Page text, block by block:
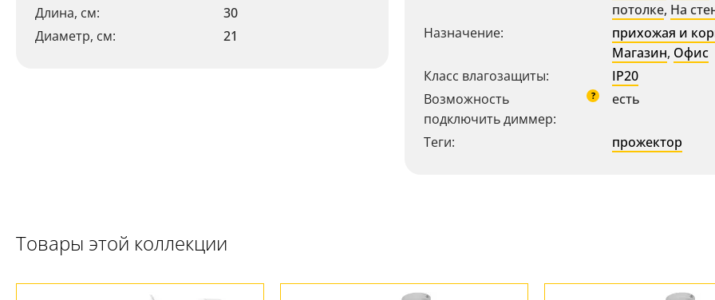
Длина, см:
30
Диаметр, см:
21
потолке, На
Назначение:
прихожая и
Магазин, Офис
Класс влагозащиты:
IP20
Возможность
подключить диммер:
? есть
Теги: прожектор
Товары этой коллекции